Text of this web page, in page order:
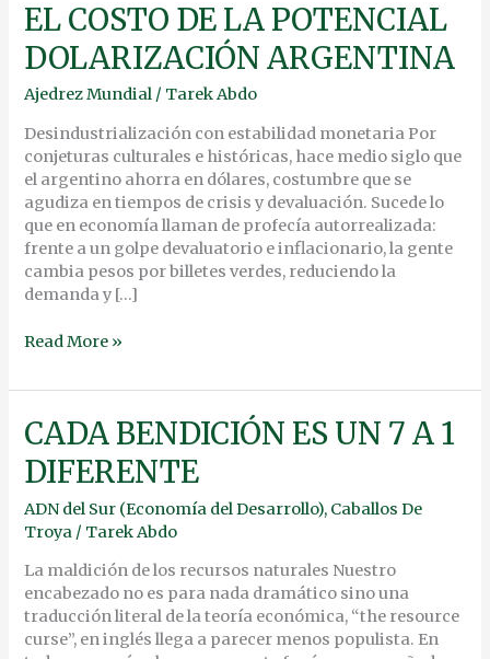
EL COSTO DE LA POTENCIAL
DOLARIZACIÓN ARGENTINA
Ajedrez Mundial / Tarek Abdo
Desindustrialización con estabilidad monetaria Por
conjeturas culturales e históricas, hace medio siglo que
el argentino ahorra en dólares, costumbre que se
agudiza en tiempos de crisis y devaluación. Sucede lo
que en economía llaman de profecía autorrealizada:
frente a un golpe devaluatorio e inflacionario, la gente
cambia pesos por billetes verdes, reduciendo la
demanda y […]
EL
COSTO
DE
POTENCIAL
DOLARIZACIÓN
ARGENTINA
Read More »
CADA BENDICIÓN ES UN 7 A 1
DIFERENTE
ADN del Sur (Economía del Desarrollo), Caballos De
Troya / Tarek Abdo
La maldición de los recursos naturales Nuestro
encabezado no es para nada dramático sino una
traducción literal de la teoría económica, “the resource
curse”, en inglés llega a parecer menos populista. En
CADA
BENDICIÓN
ES
7
A
1
DIFERENTE